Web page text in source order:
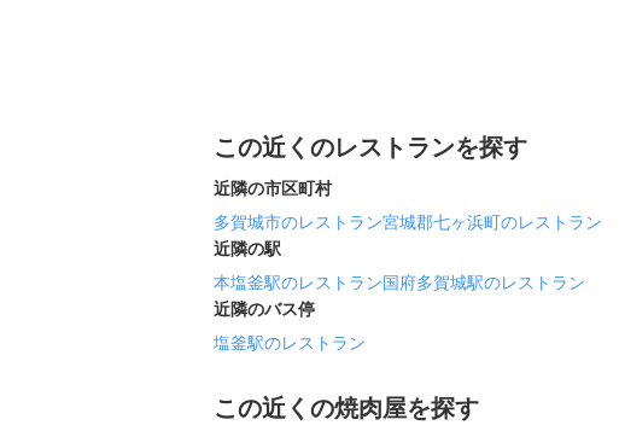
この近くのレストランを探す
近隣の市区町村
多賀城市のレストラン宮城郡七ヶ浜町のレストラン
近隣の駅
本塩釜駅のレストラン国府多賀城駅のレストラン
近隣のバス停
塩釜駅のレストラン
この近くの焼肉屋を探す